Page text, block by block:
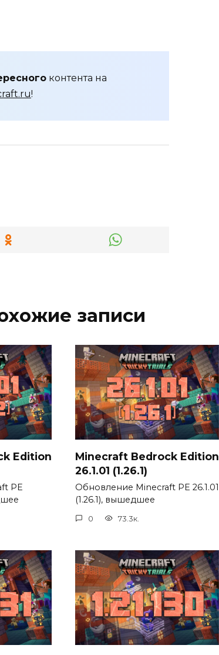
контента на
!
записи
Edition
PE
Minecraft Bedrock Edition
26.1.01 (1.26.1)
Обновление Minecraft PE 26.1.01
(1.26.1), вышедшее
0 73.3к.